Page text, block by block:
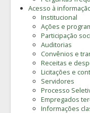
Acesso à
Institucional
Ações e
Participação
Auditorias
Convênios e
Receitas e
Licitações e
Servidores
Processo
Empregados
Informações